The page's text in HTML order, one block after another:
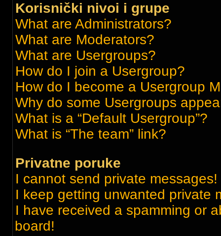
Korisnički nivoi i grupe
What are Administrators?
What are Moderators?
What are Usergroups?
How do I join a Usergroup?
How do I become a Usergroup
Why do some Usergroups
What is a “Default Usergroup”?
What is “The team” link?
Privatne poruke
I cannot send private messages!
I keep getting unwanted private
I have received a spamming or
board!